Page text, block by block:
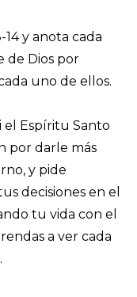
14 y anota cada
de Dios por
uno de ellos.
el Espíritu Santo
por darle más
y pide
decisiones en el
tu vida con el
a ver cada